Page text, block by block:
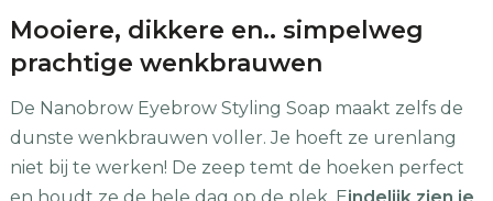
Mooiere, dikkere en.. simpelweg
prachtige wenkbrauwen
De Nanobrow Eyebrow Styling Soap maakt zelfs de
dunste wenkbrauwen voller. Je hoeft ze urenlang
niet bij te werken! De zeep temt de hoeken perfect
en houdt ze de hele dag op de plek. Eindelijk zien je